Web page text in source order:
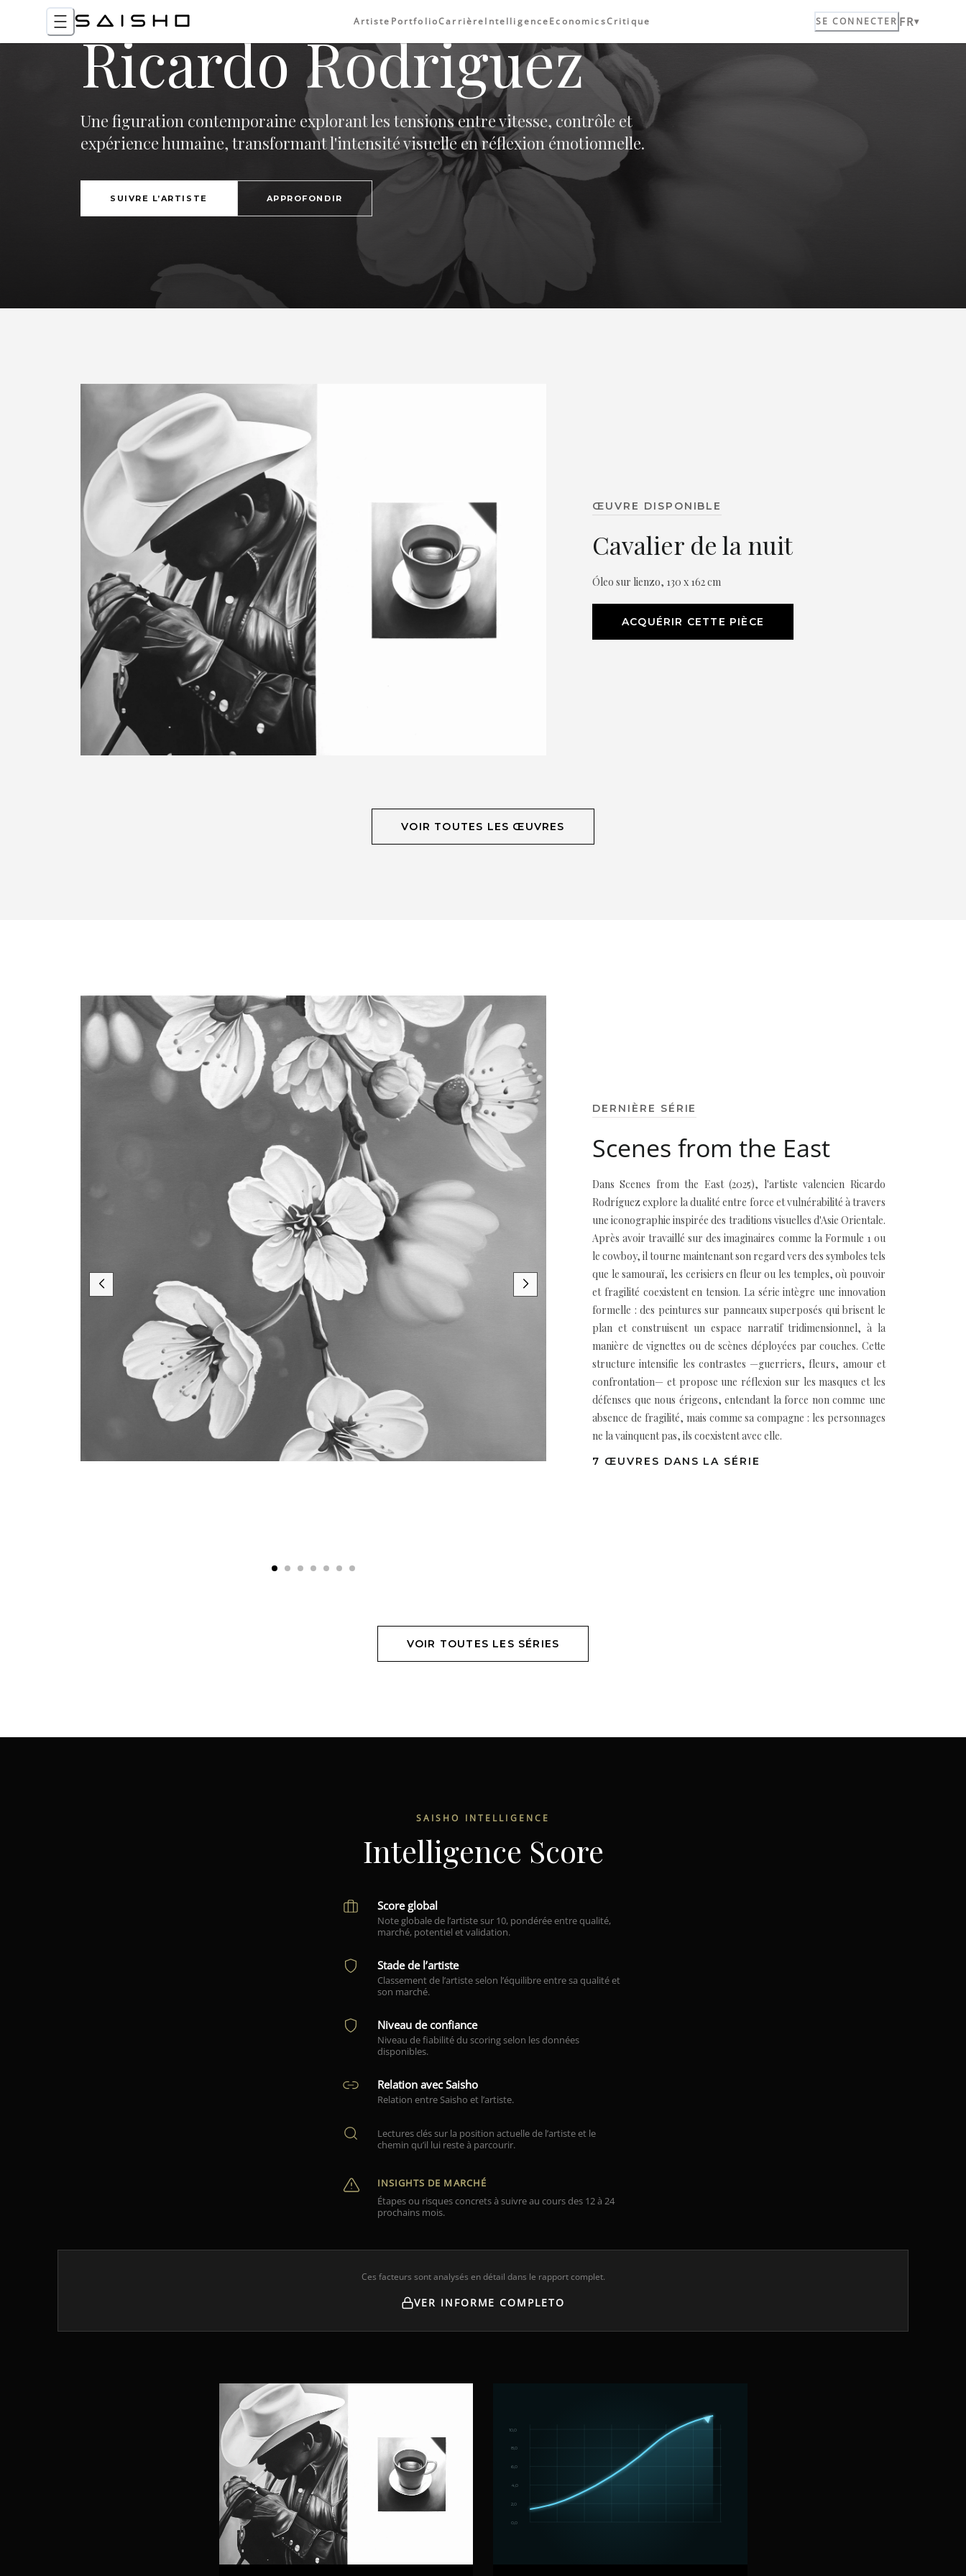
Artiste PortfolioCarrièreIntelligenceEconomicsCritique SE CONNECTER FR
Ricardo Rodriguez
Une figuration contemporaine explorant les tensions entre vitesse, contrôle et
expérience humaine, transformant l'intensité visuelle en réflexion émotionnelle.
SUIVRE L’ARTISTE APPROFONDIR
ŒUVRE DISPONIBLE
Cavalier de la nuit
Óleo sur lienzo, 130 x 162 cm
ACQUÉRIR CETTE PIÈCE
VOIR TOUTES LES ŒUVRES
DERNIÈRE SÉRIE
Scenes from the East
Dans Scenes from the East (2025), l'artiste valencien Ricardo
Rodríguez explore la dualité entre force et vulnérabilité à travers
une iconographie inspirée des traditions visuelles d'Asie Orientale.
Après avoir travaillé sur des imaginaires comme la Formule 1 ou
le cowboy, il tourne maintenant son regard vers des symboles tels
que le samouraï, les cerisiers en fleur ou les temples, où pouvoir
et fragilité coexistent en tension. La série intègre une innovation
formelle : des peintures sur panneaux superposés qui brisent le
plan et construisent un espace narratif tridimensionnel, à la
manière de vignettes ou de scènes déployées par couches. Cette
structure intensifie les contrastes —guerriers, fleurs, amour et
confrontation— et propose une réflexion sur les masques et les
défenses que nous érigeons, entendant la force non comme une
absence de fragilité, mais comme sa compagne : les personnages
ne la vainquent pas, ils coexistent avec elle.
7 ŒUVRES DANS LA SÉRIE
VOIR TOUTES LES SÉRIES
SAISHO INTELLIGENCE
Intelligence Score
Score global
Note globale de l’artiste sur 10, pondérée entre qualité,
marché, potentiel et validation.
Stade de l’artiste
Classement de l’artiste selon l’équilibre entre sa qualité et
son marché.
Niveau de confiance
Niveau de fiabilité du scoring selon les données
disponibles.
Relation avec Saisho
Relation entre Saisho et l’artiste.
Lectures clés sur la position actuelle de l’artiste et le
chemin qu’il lui reste à parcourir.
INSIGHTS DE MARCHÉ
Étapes ou risques concrets à suivre au cours des 12 à 24
prochains mois.
Ces facteurs sont analysés en détail dans le rapport complet.
VER INFORME COMPLETO
0,0
2,0
4,0
6,0
8,0
10,0